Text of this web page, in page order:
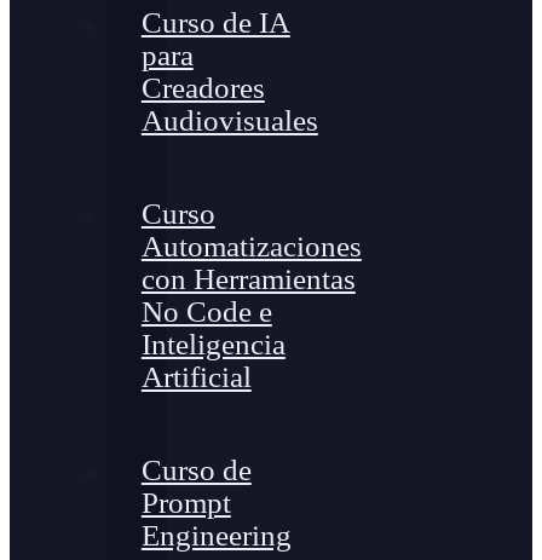
Curso de IA
para
Creadores
Audiovisuales
Curso
Automatizaciones
con Herramientas
No Code e
Inteligencia
Artificial
Curso de
Prompt
Engineering